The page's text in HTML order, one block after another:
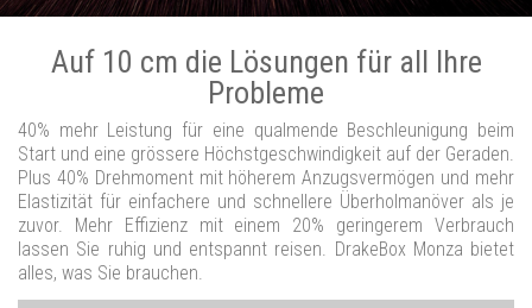
Auf 10 cm die Lösungen für all Ihre
Probleme
40% mehr Leistung für eine qualmende Beschleunigung beim
Start und eine grössere Höchstgeschwindigkeit auf der Geraden.
Plus 40% Drehmoment mit höherem Anzugsvermögen und mehr
Elastizität für einfachere und schnellere Überholmanöver als je
zuvor. Mehr Effizienz mit einem 20% geringerem Verbrauch
lassen Sie ruhig und entspannt reisen. DrakeBox Monza bietet
alles, was Sie brauchen.